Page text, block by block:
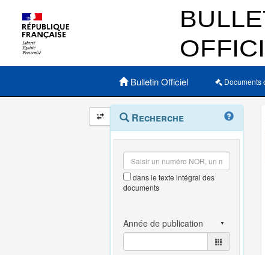
Menu principal
Bulletin Officiel Documents
Navigation
et
outils
annexes
Menu
contextuel
Recherche
dans le texte intégral des
documents